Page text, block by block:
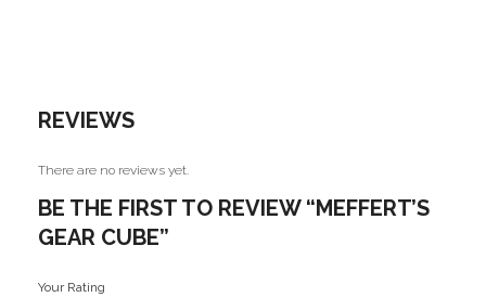
REVIEWS
There are no reviews yet.
BE THE FIRST TO REVIEW “MEFFERT’S
GEAR CUBE”
Your Rating